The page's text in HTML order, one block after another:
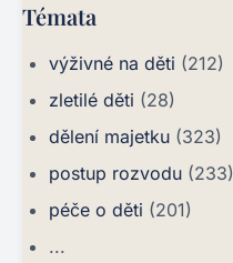
Témata
výživné na děti (212)
zletilé děti (28)
dělení majetku (323)
postup rozvodu (233)
péče o děti (201)
...